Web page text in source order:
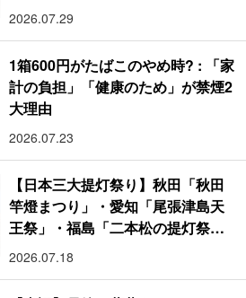
2026.07.29
1箱600円がたばこのやめ時? : 「家
計の負担」「健康のため」が禁煙2
大理由
2026.07.23
【日本三大提灯祭り】秋田「秋田
竿燈まつり」・愛知「尾張津島天
王祭」・福島「二本松の提灯祭
り」:おびただしい灯火が夜空を照
2026.07.18